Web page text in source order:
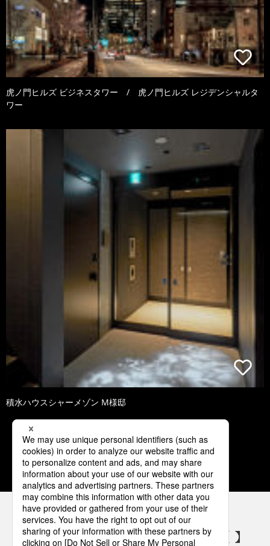
虎ノ門ヒルズ ビジネスタワー / 虎ノ門ヒルズ レジデンシャルタ
ワー
積水ハウスシャーメゾン M様邸
2 3 4 5 6
パナソニックの電気設備 SNSアカウント